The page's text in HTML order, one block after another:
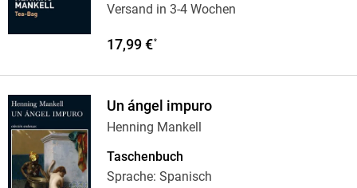
Versand in 3-4 Wochen
17,99 €*
Un ángel impuro
Henning Mankell
Taschenbuch
Sprache: Spanisch